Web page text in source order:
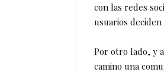
con las redes
usuarios
Por otro lado, y
camino una